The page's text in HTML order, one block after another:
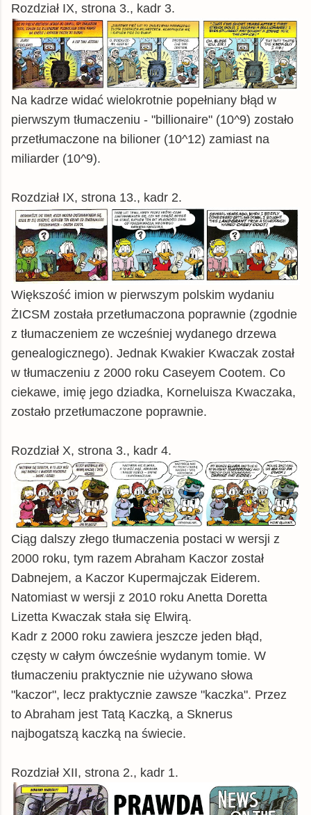
Rozdział IX, strona 3., kadr 3.
Na kadrze widać wielokrotnie popełniany błąd w
pierwszym tłumaczeniu - "billionaire" (10^9) zostało
przetłumaczone na bilioner (10^12) zamiast na
miliarder (10^9).
Rozdział IX, strona 13., kadr 2.
Większość imion w pierwszym polskim wydaniu
ŻICSM została przetłumaczona poprawnie (zgodnie
z tłumaczeniem ze wcześniej wydanego drzewa
genealogicznego). Jednak Kwakier Kwaczak został
w tłumaczeniu z 2000 roku Caseyem Cootem. Co
ciekawe, imię jego dziadka, Korneluisza Kwaczaka,
zostało przetłumaczone poprawnie.
Rozdział X, strona 3., kadr 4.
Ciąg dalszy złego tłumaczenia postaci w wersji z
2000 roku, tym razem Abraham Kaczor został
Dabnejem, a Kaczor Kupermajczak Eiderem.
Natomiast w wersji z 2010 roku Anetta Doretta
Lizetta Kwaczak stała się Elwirą.
Kadr z 2000 roku zawiera jeszcze jeden błąd,
częsty w całym ówcześnie wydanym tomie. W
tłumaczeniu praktycznie nie używano słowa
"kaczor", lecz praktycznie zawsze "kaczka". Przez
to Abraham jest Tatą Kaczką, a Sknerus
najbogatszą kaczką na świecie.
Rozdział XII, strona 2., kadr 1.